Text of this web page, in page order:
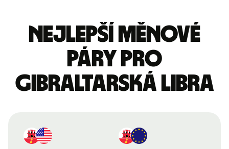
Nejlepší měnové
páry pro
gibraltarská libra